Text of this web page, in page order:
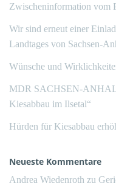
Zwischeninformation vom
Wir sind erneut einer
Landtages von Sachsen-
Wünsche und
MDR SACHSEN-
Kiesabbau im Ilsetal“
Hürden für Kiesabbau
Neueste Kommentare
Andrea Wiedenroth zu